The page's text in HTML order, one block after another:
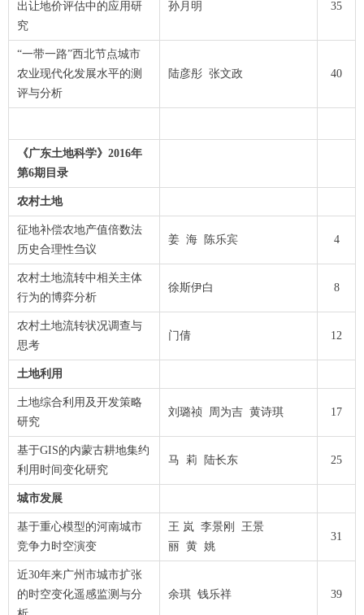
出让地价评估中的应用研
究
孙月明 35
“一带一路”西北节点城市
农业现代化发展水平的测
评与分析
陆彦彤 张文政 40
《广东土地科学》2016年
第6期目录
农村土地
征地补偿农地产值倍数法
历史合理性刍议
姜 海 陈乐宾 4
农村土地流转中相关主体
行为的博弈分析
徐斯伊白 8
农村土地流转状况调查与
思考
门倩 12
土地利用
土地综合利用及开发策略
研究
刘璐祯 周为吉 黄诗琪 17
基于GIS的内蒙古耕地集约
利用时间变化研究
马 莉 陆长东 25
城市发展
基于重心模型的河南城市
竞争力时空演变
王 岚 李景刚 王景
丽 黄 姚
31
近30年来广州市城市扩张
的时空变化遥感监测与分
余琪 钱乐祥 39